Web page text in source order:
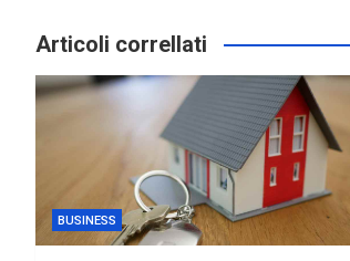
Articoli correllati
BUSINESS